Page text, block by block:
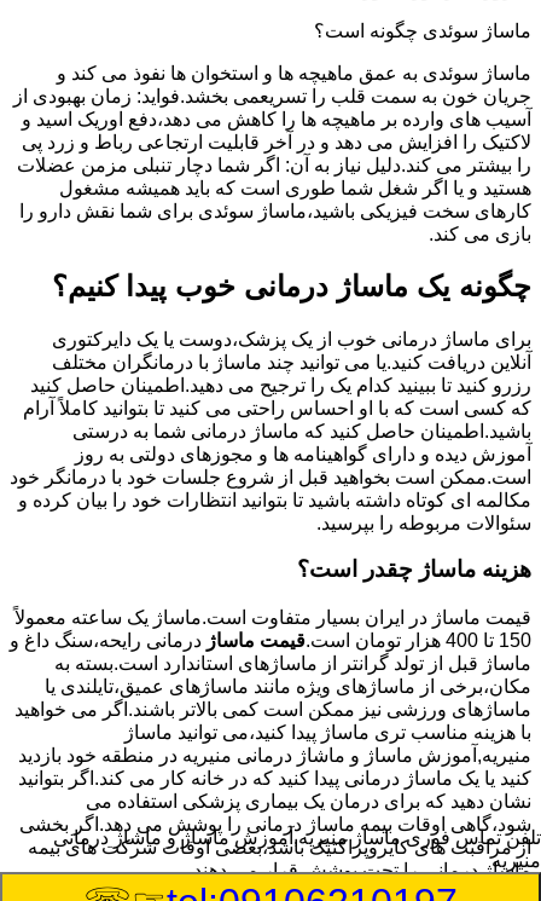
ماساژ سوئدی چگونه است؟
ماساژ سوئدی به عمق ماهیچه ها و استخوان ها نفوذ می کند و
جریان خون به سمت قلب را تسریعمی بخشد.فواید: زمان بهبودی از
آسیب های وارده بر ماهیچه ها را کاهش می دهد،دفع اوریک اسید و
لاکتیک را افزایش می دهد و در آخر قابلیت ارتجاعی رباط و زرد پی
را بیشتر می کند.دلیل نیاز به آن: اگر شما دچار تنبلی مزمن عضلات
هستید و یا اگر شغل شما طوری است که باید همیشه مشغول
کارهای سخت فیزیکی باشید،ماساژ سوئدی برای شما نقش دارو را
بازی می کند.
چگونه یک ماساژ درمانی خوب پیدا کنیم؟
برای ماساژ درمانی خوب از یک پزشک،دوست یا یک دایرکتوری
آنلاین دریافت کنید.یا می توانید چند ماساژ با درمانگران مختلف
رزرو کنید تا ببینید کدام یک را ترجیح می دهید.اطمینان حاصل کنید
که کسی است که با او احساس راحتی می کنید تا بتوانید کاملاً آرام
باشید.اطمینان حاصل کنید که ماساژ درمانی شما به درستی
آموزش دیده و دارای گواهینامه ها و مجوزهای دولتی به روز
است.ممکن است بخواهید قبل از شروع جلسات خود با درمانگر خود
مکالمه ای کوتاه داشته باشید تا بتوانید انتظارات خود را بیان کرده و
سئوالات مربوطه را بپرسید.
هزینه ماساژ چقدر است؟
قیمت ماساژ در ایران بسیار متفاوت است.ماساژ یک ساعته معمولاً
150 تا 400 هزار تومان است.
قیمت ماساژ درمانی رایحه،سنگ داغ و
ماساژ قبل از تولد گرانتر از ماساژهای استاندارد است.بسته به
مکان،برخی از ماساژهای ویژه مانند ماساژهای عمیق،تایلندی یا
ماساژهای ورزشی نیز ممکن است کمی بالاتر باشند.اگر می خواهید
با هزینه مناسب تری ماساژ پیدا کنید،می توانید ماساژ
منیریه,آموزش ماساژ و ماشاژ درمانی منیریه در منطقه خود بازدید
کنید یا یک ماساژ درمانی پیدا کنید که در خانه کار می کند.اگر بتوانید
نشان دهید که برای درمان یک بیماری پزشکی استفاده می
شود،گاهی اوقات بیمه ماساژ درمانی را پوشش می دهد.اگر بخشی
از مراقبت های کایروپراکتیک باشد،بعضی اوقات شرکت های بیمه
ماساژ درمانی را تحت پوشش قرار می دهند.
تلفن تماس فوریماساژ منیریه,آموزش ماساژ و ماشاژ درمانی
منیریه